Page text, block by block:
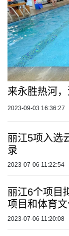
来永胜热河，
2023-09-03 16:36:27
丽江5项入选
录
2023-07-06 11:22:54
丽江6个项目
项目和体育
2023-07-06 11:20:08